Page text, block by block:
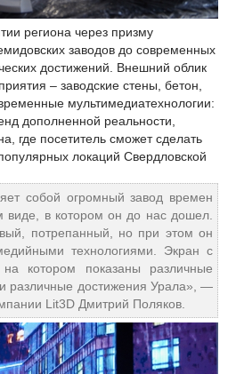
региона через призму
заводов до современных
достижений. Внешний облик
– заводские стены, бетон,
мультимедиатехнологии:
дополненной реальности,
где посетитель сможет сделать
локаций Свердловской
собой огромный завод времен
виде, в котором он до нас дошел.
потрепанный, но при этом он
технологиями. Экран с
котором показаны различные
различные достижения Урала», —
Lit3D Дмитрий Поляков.